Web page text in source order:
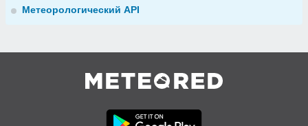
Метеорологический API